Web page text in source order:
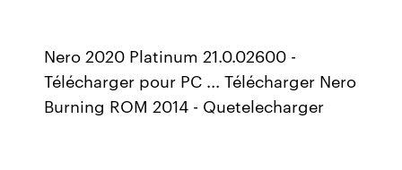
Nero 2020 Platinum 21.0.02600 -
Télécharger pour PC ... Télécharger Nero
Burning ROM 2014 - Quetelecharger